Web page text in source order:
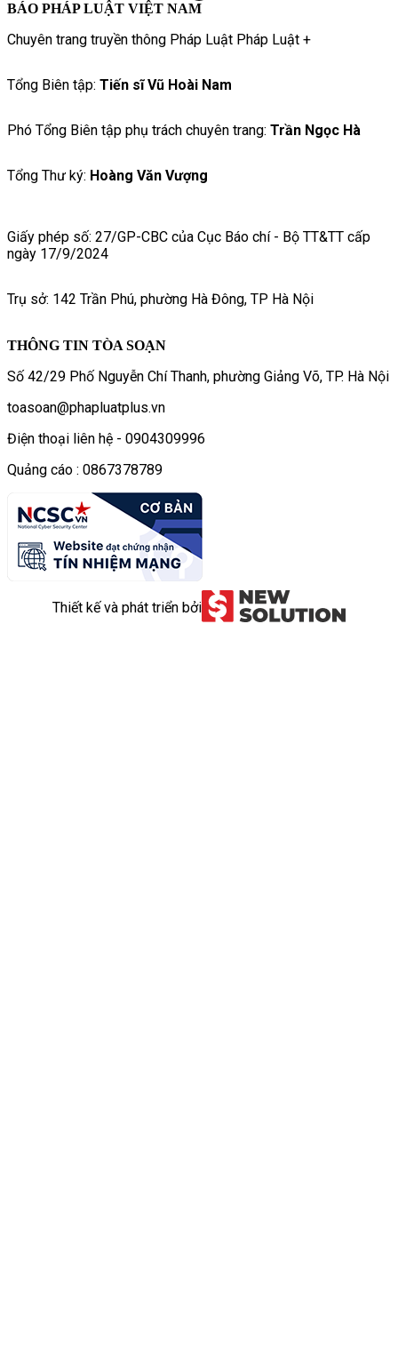
BÁO PHÁP LUẬT VIỆT NAM
Chuyên trang truyền thông Pháp Luật Pháp Luật +
Tổng Biên tập: Tiến sĩ Vũ Hoài Nam
Phó Tổng Biên tập phụ trách chuyên trang: Trần Ngọc Hà
Tổng Thư ký: Hoàng Văn Vượng
Giấy phép số: 27/GP-CBC của Cục Báo chí - Bộ TT&TT cấp
ngày 17/9/2024
Trụ sở: 142 Trần Phú, phường Hà Đông, TP Hà Nội
THÔNG TIN TÒA SOẠN
Số 42/29 Phố Nguyễn Chí Thanh, phường Giảng Võ, TP. Hà Nội
toasoan@phapluatplus.vn
Điện thoại liên hệ - 0904309996
Quảng cáo : 0867378789
Thiết kế và phát triển bởi